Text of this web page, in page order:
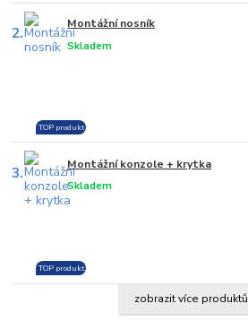
2. Montážní nosník
Skladem
TOP produkt
3. Montážní konzole + krytka
Skladem
TOP produkt
zobrazit více produktů